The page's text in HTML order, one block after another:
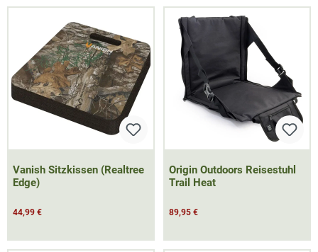
Vanish Sitzkissen (Realtree
Edge)
44,99 €
Origin Outdoors Reisestuhl
Trail Heat
89,95 €